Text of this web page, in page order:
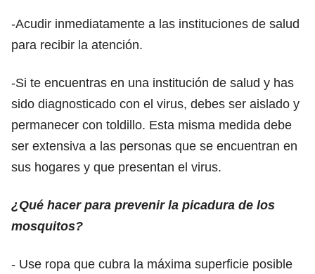
-Acudir inmediatamente a las instituciones de salud
para recibir la atención.
-Si te encuentras en una institución de salud y has
sido diagnosticado con el virus, debes ser aislado y
permanecer con toldillo. Esta misma medida debe
ser extensiva a las personas que se encuentran en
sus hogares y que presentan el virus.
¿Qué hacer para prevenir la picadura de los
mosquitos?
- Use ropa que cubra la máxima superficie posible